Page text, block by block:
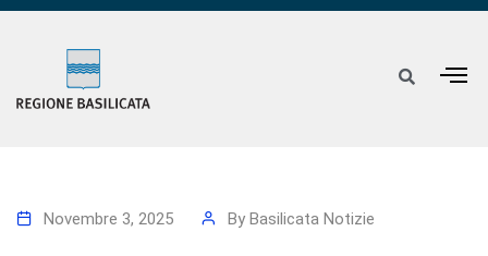
Novembre 3, 2025 By Basilicata Notizie